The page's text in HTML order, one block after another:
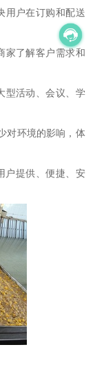
用户在订购和配送
家了解客户需求和
型活动、会议、学
对环境的影响，体
户提供、便捷、安